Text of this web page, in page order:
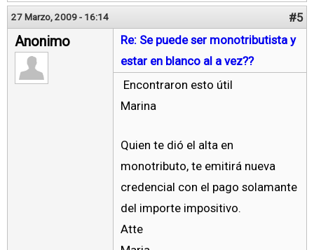
27 Marzo, 2009 - 16:14 #5
Anonimo
Re: Se puede ser monotributista y
estar en blanco al a vez??
Encontraron esto útil
Marina
Quien te dió el alta en
monotributo, te emitirá nueva
credencial con el pago solamante
del importe impositivo.
Atte